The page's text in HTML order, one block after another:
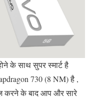
के साथ सुपर स्मार्ट है
730 (8 NM) है ,
करने के बाद आप और सारे